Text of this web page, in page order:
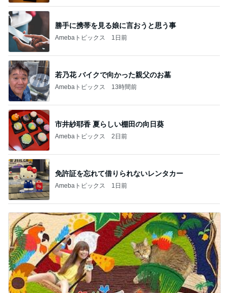
勝手に携帯を見る娘に言おうと思う事
Amebaトピックス 1日前
若乃花 バイクで向かった親父のお墓
Amebaトピックス 13時間前
市井紗耶香 夏らしい棚田の向日葵
Amebaトピックス 2日前
免許証を忘れて借りられないレンタカー
Amebaトピックス 1日前